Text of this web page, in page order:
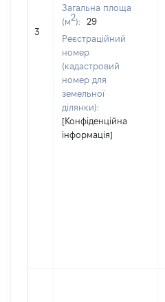
3
Загальна площа
(м2):
29
Реєстраційний
номер
(кадастровий
номер для
земельної
ділянки):
[Конфіденційна
інформація]